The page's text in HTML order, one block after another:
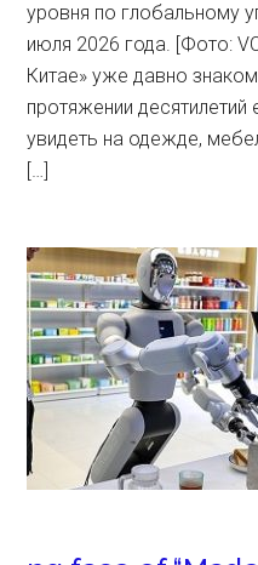
уровня по глобальному
июля 2026 года. [Фото:
Китае» уже давно
протяжении
увидеть на одежде,
[…]